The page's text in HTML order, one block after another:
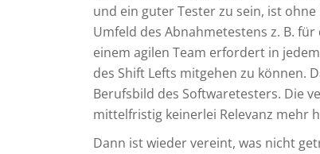
und ein guter Tester zu sein, ist
Umfeld des Abnahmetestens z. B.
einem agilen Team erfordert in
des Shift Lefts mitgehen zu können.
Berufsbild des Softwaretesters. Die
mittelfristig keinerlei Relevanz mehr
Dann ist wieder vereint, was nicht